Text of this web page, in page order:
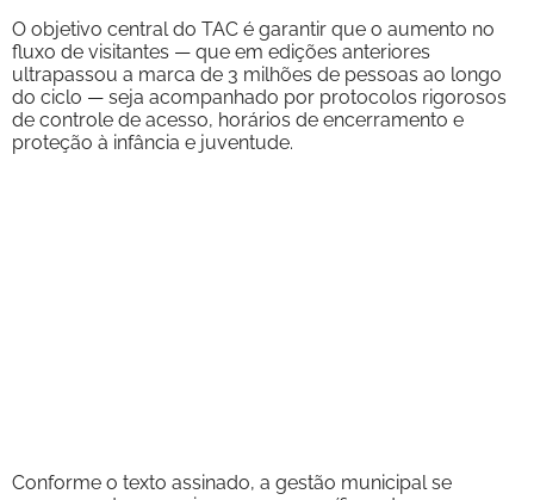
O objetivo central do TAC é garantir que o aumento no
fluxo de visitantes — que em edições anteriores
ultrapassou a marca de 3 milhões de pessoas ao longo
do ciclo — seja acompanhado por protocolos rigorosos
de controle de acesso, horários de encerramento e
proteção à infância e juventude.
Conforme o texto assinado, a gestão municipal se